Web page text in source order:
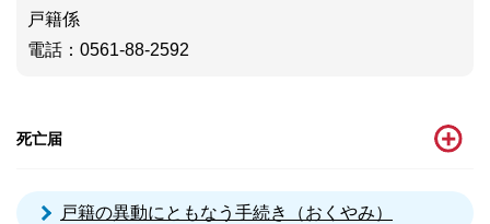
戸籍係
電話 ：0561-88-2592
死亡届
戸籍の異動にともなう手続き（おくやみ）